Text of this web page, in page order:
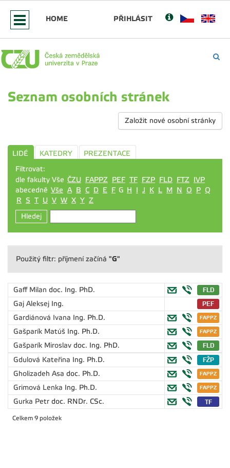
HOME PŘIHLÁSIT
Seznam osobních stránek
Založit nové osobní stránky
LIDÉ KATEDRY
PREZENTACE
Filtrovat:
dle fakulty Vše ČZU FAPPZ PEF TF FZP FLD FTZ IVP
abecedně Vše A B C D E F G H I J K L M N O P Q
R S T U V W X Y Z
Hledej
Použitý filtr: příjmení začíná "G"
Gaff Milan doc. Ing. PhD.
Gaj Aleksej Ing.
Gardiánová Ivana Ing. Ph.D.
Gašparík Matúš Ing. Ph.D.
Gašparík Miroslav doc. Ing. PhD.
Gdulová Kateřina Ing. Ph.D.
Gholizadeh Asa doc. Ph.D.
Grimová Lenka Ing. Ph.D.
Gurka Petr doc. RNDr. CSc.
Celkem 9 položek